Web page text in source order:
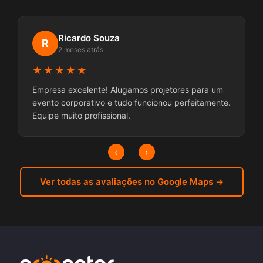
‹
R Ricardo Souza
2 meses atrás
★★★★★
Empresa excelente! Alugamos projetores para um
evento corporativo e tudo funcionou perfeitamente.
Equipe muito profissional.
›
Ver todas as avaliações no Google Maps →